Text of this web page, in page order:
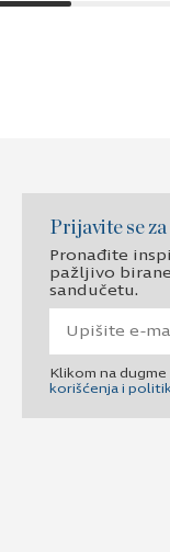
Prijavite se
Pronađite
pažljivo
sandučetu.
Klikom na dugme
korišćenja i